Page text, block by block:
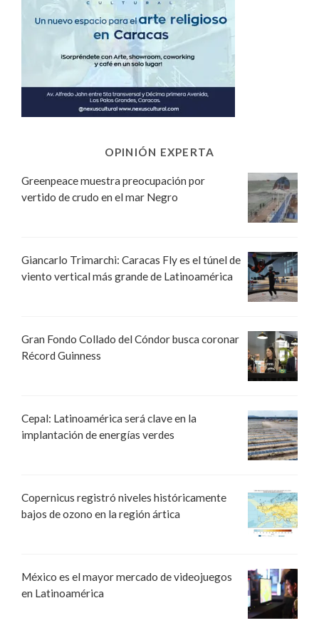
OPINIÓN EXPERTA
Greenpeace muestra preocupación por
vertido de crudo en el mar Negro
Giancarlo Trimarchi: Caracas Fly es el túnel de
viento vertical más grande de Latinoamérica
Gran Fondo Collado del Cóndor busca coronar
Récord Guinness
Cepal: Latinoamérica será clave en la
implantación de energías verdes
Copernicus registró niveles históricamente
bajos de ozono en la región ártica
México es el mayor mercado de videojuegos
en Latinoamérica